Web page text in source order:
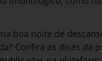
boa noite de
Confira as dicas da